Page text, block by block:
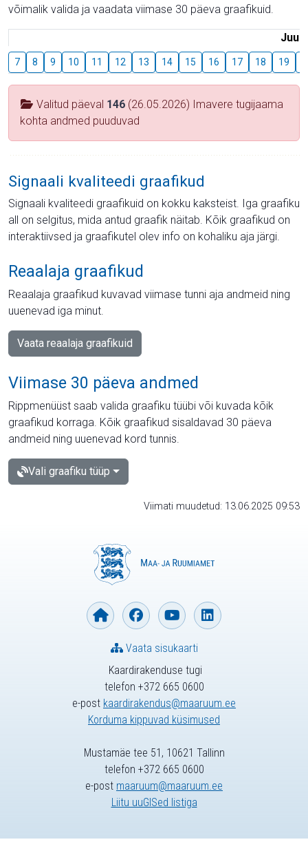
võimalik valida ja vaadata viimase 30 päeva graafikuid.
Juuli
7 8 9 10 11 12 13 14 15 16 17 18 19
Valitud päeval 146 (26.05.2026) Imavere tugijaama
kohta andmed puuduvad
Signaali kvaliteedi graafikud
Signaali kvaliteedi graafikuid on kokku kaksteist. Iga graafiku
all on selgitus, mida antud graafik näitab. Kõik graafikud on
interaktiivsed ja graafikutel olev info on kohaliku aja järgi.
Reaalaja graafikud
Reaalaja graafikud kuvavad viimase tunni aja andmeid ning
uuenevad iga minut.
Vaata reaalaja graafikuid
Viimase 30 päeva andmed
Rippmenüüst saab valida graafiku tüübi või kuvada kõik
graafikud korraga. Kõik graafikud sisaldavad 30 päeva
andmeid ning uuenevad kord tunnis.
Vali graafiku tüüp
Viimati muudetud: 13.06.2025 09:53
Kaardirakenduse tugi
telefon +372 665 0600
e-post kaardirakendus@maaruum.ee
Korduma kippuvad küsimused
Vaata sisukaarti
Mustamäe tee 51, 10621 Tallinn
telefon +372 665 0600
e-post maaruum@maaruum.ee
Liitu uuGISed listiga